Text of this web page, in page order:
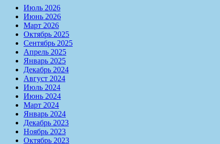
Июль 2026
Июнь 2026
Март 2026
Октябрь 2025
Сентябрь 2025
Апрель 2025
Январь 2025
Декабрь 2024
Август 2024
Июль 2024
Июнь 2024
Март 2024
Январь 2024
Декабрь 2023
Ноябрь 2023
Октябрь 2023